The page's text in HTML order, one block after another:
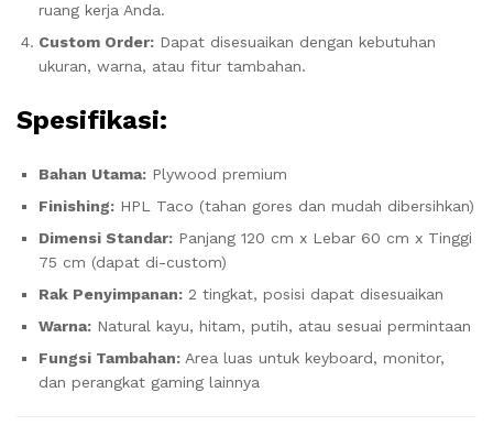
ruang kerja Anda.
Custom Order: Dapat disesuaikan dengan kebutuhan
ukuran, warna, atau fitur tambahan.
Spesifikasi:
Bahan Utama: Plywood premium
Finishing: HPL Taco (tahan gores dan mudah dibersihkan)
Dimensi Standar: Panjang 120 cm x Lebar 60 cm x Tinggi
75 cm (dapat di-custom)
Rak Penyimpanan: 2 tingkat, posisi dapat disesuaikan
Warna: Natural kayu, hitam, putih, atau sesuai permintaan
Fungsi Tambahan: Area luas untuk keyboard, monitor,
dan perangkat gaming lainnya